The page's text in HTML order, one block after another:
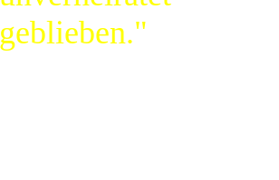
geblieben."